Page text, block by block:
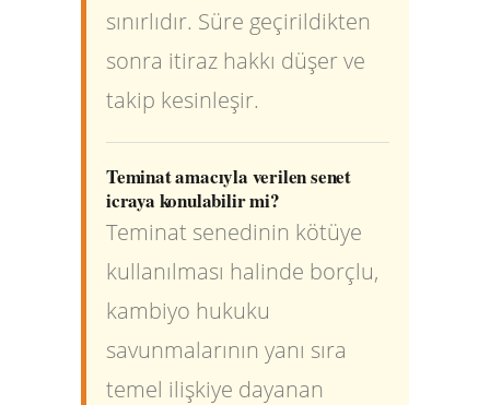
sınırlıdır. Süre geçirildikten
sonra itiraz hakkı düşer ve
takip kesinleşir.
Teminat amacıyla verilen senet
icraya konulabilir mi?
Teminat senedinin kötüye
kullanılması halinde borçlu,
kambiyo hukuku
savunmalarının yanı sıra
temel ilişkiye dayanan